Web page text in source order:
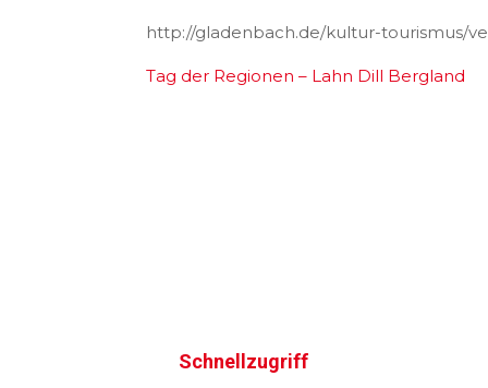
http://gladenbach.de/kultur-tourismus/
Tag der Regionen – Lahn Dill Bergland
Schnellzugriff